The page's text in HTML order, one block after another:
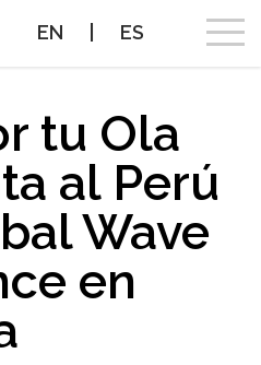
TO PROTECT
EN ES
tu Ola
al Perú
Wave
en